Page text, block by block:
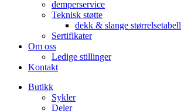
demperservice
Teknisk støtte
dekk & slange størrelsetabell
Sertifikater
Om oss
Ledige stillinger
Kontakt
Butikk
Sykler
Deler